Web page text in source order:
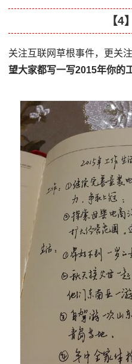
【4
关注互联网草根事件，更关
望大家都写一写2015年你的